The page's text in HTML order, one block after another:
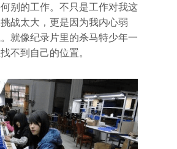
别的工作。不只是工作对我这
战太大，更是因为我内心弱
就像纪录片里的杀马特少年一
不到自己的位置。